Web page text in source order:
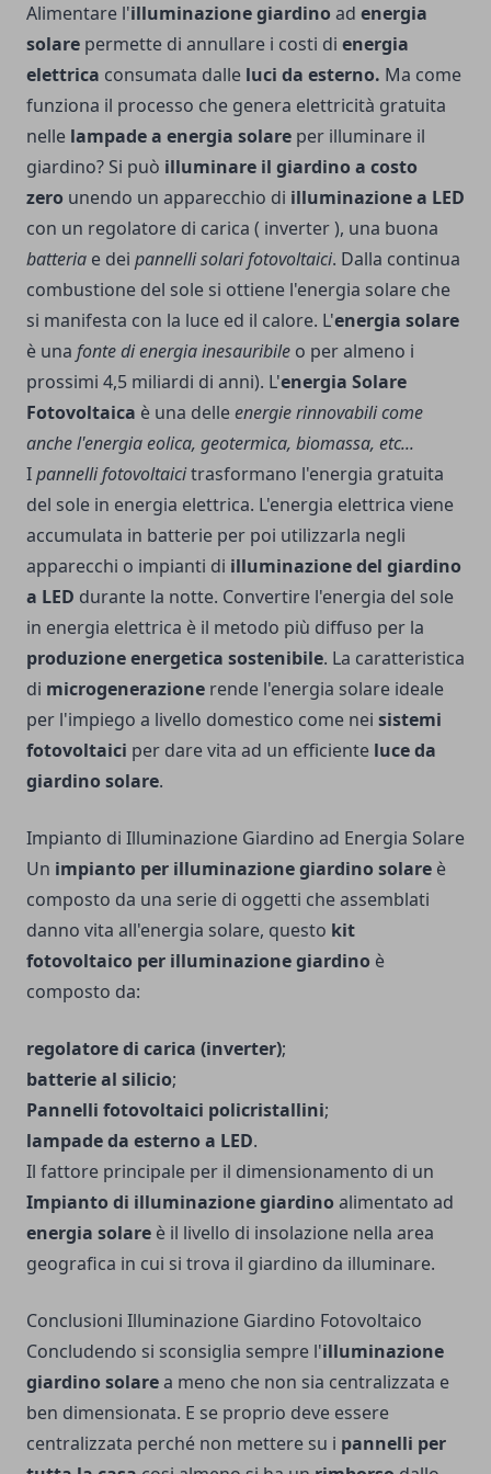
Alimentare l'illuminazione giardino ad energia
solare permette di annullare i costi di energia
elettrica consumata dalle luci da esterno. Ma come
funziona il processo che genera elettricità gratuita
nelle lampade a energia solare per illuminare il
giardino? Si può illuminare il giardino a costo
zero unendo un apparecchio di illuminazione a LED
con un regolatore di carica ( inverter ), una buona
batteria e dei pannelli solari fotovoltaici. Dalla continua
combustione del sole si ottiene l'energia solare che
si manifesta con la luce ed il calore. L'energia solare
è una fonte di energia inesauribile o per almeno i
prossimi 4,5 miliardi di anni). L'energia Solare
Fotovoltaica è una delleenergie rinnovabili come
anche l'energia eolica, geotermica, biomassa, etc...
Ipannelli fotovoltaicitrasformano l'energia gratuita
del sole in energia elettrica. L'energia elettrica viene
accumulata in batterie per poi utilizzarla negli
apparecchi o impianti di illuminazione del giardino
a LED durante la notte. Convertire l'energia del sole
in energia elettrica è il metodo più diffuso per la
produzione energetica sostenibile. La caratteristica
di microgenerazione rende l'energia solare ideale
per l'impiego a livello domestico come nei sistemi
fotovoltaici per dare vita ad un efficiente luce da
giardino solare.
Impianto di Illuminazione Giardino ad Energia Solare
Un impianto per illuminazione giardino solare è
composto da una serie di oggetti che assemblati
danno vita all'energia solare, questo kit
fotovoltaico per illuminazione giardino è
composto da:
regolatore di carica (inverter);
batterie al silicio;
Pannelli fotovoltaici policristallini;
lampade da esterno a LED.
Il fattore principale per il dimensionamento di un
Impianto di illuminazione giardino alimentato ad
energia solare è il livello di insolazione nella area
geografica in cui si trova il giardino da illuminare.
Conclusioni Illuminazione Giardino Fotovoltaico
Concludendo si sconsiglia sempre l'illuminazione
giardino solarea meno che non sia centralizzata e
ben dimensionata. E se proprio deve essere
centralizzata perché non mettere su i pannelli per